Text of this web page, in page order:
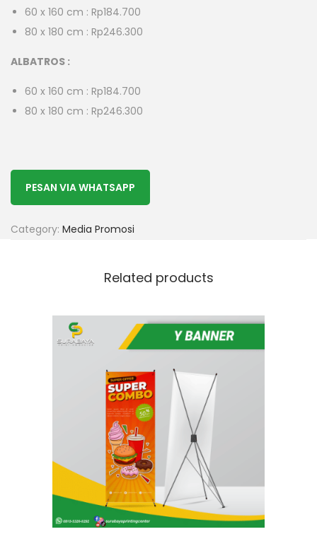
60 x 160 cm : Rp184.700
80 x 180 cm : Rp246.300
ALBATROS :
60 x 160 cm : Rp184.700
80 x 180 cm : Rp246.300
PESAN VIA WHATSAPP
Category: Media Promosi
Related products